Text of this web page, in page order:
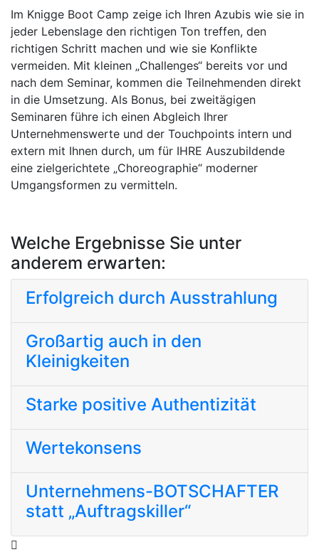
Im Knigge Boot Camp zeige ich Ihren Azubis wie sie in
jeder Lebenslage den richtigen Ton treffen, den
richtigen Schritt machen und wie sie Konflikte
vermeiden. Mit kleinen „Challenges“ bereits vor und
nach dem Seminar, kommen die Teilnehmenden direkt
in die Umsetzung. Als Bonus, bei zweitägigen
Seminaren führe ich einen Abgleich Ihrer
Unternehmenswerte und der Touchpoints intern und
extern mit Ihnen durch, um für IHRE Auszubildende
eine zielgerichtete „Choreographie“ moderner
Umgangsformen zu vermitteln.
Welche Ergebnisse Sie unter
anderem erwarten:
Erfolgreich durch Ausstrahlung
Großartig auch in den
Kleinigkeiten
Starke positive Authentizität
Wertekonsens
Unternehmens-BOTSCHAFTER
statt „Auftragskiller“